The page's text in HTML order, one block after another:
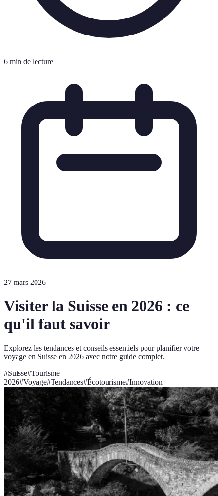
6 min de lecture
27 mars 2026
Visiter la Suisse en 2026 : ce
qu'il faut savoir
Explorez les tendances et conseils essentiels pour planifier votre
voyage en Suisse en 2026 avec notre guide complet.
#Suisse#Tourisme
2026#Voyage#Tendances#Écotourisme#Innovation